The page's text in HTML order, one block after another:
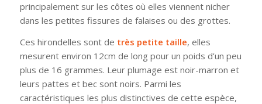
principalement sur les côtes où elles viennent nicher
dans les petites fissures de falaises ou des grottes.
Ces hirondelles sont de très petite taille, elles
mesurent environ 12cm de long pour un poids d’un peu
plus de 16 grammes. Leur plumage est noir-marron et
leurs pattes et bec sont noirs. Parmi les
caractéristiques les plus distinctives de cette espèce,